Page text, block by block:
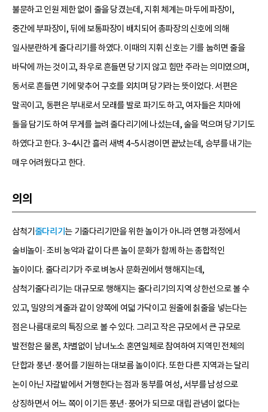
불문하고 인원 제한 없이 줄을 당겼는데, 지휘 체계는 마두에 파장이,
중간에 부파장이, 뒤에 보통파장이 배치되어 총파장의 신호에 의해
일사분란하게 줄다리기를 하였다. 이때의 지휘 신호는 기를 눕히면 줄을
바닥에 까는 것이고, 좌우로 흔들면 당기지 않고 힘만 주라는 의미였으며,
동서로 흔들면 기에 맞추어 구호를 외치며 당기라는 뜻이었다. 서편은
말곡이고, 동편은 부내로서 모래를 발로 파기도 하고, 여자들은 치마에
돌을 담기도 하여 무게를 늘려 줄다리기에 나섰는데, 술을 먹으며 당기기도
하였다고 한다. 3~4시간 흘러 새벽 4~5시경이면 끝났는데, 승부를 내기는
매우 어려웠다고 한다.
의의
삼척기 줄다리기 는 기줄다리기만을 위한 놀이가 아니라 연행 과정에서
술비놀이·조비 농악과 같이 다른 놀이 문화가 함께 하는 종합적인
놀이이다. 줄다리기가 주로 벼농사 문화권에서 행해지는데,
삼척기줄다리기는 대규모로 행해지는 줄다리기의 지역 상한선으로 볼 수
있고, 밀양의 게줄과 같이 양쪽에 여덟 가닥이고 원줄에 칡줄을 넣는다는
점은 나름대로의 특징으로 볼 수 있다. 그리고 작은 규모에서 큰 규모로
발전함은 물론, 차별없이 남녀노소 혼연일체로 참여하여 지역민 전체의
단합과 풍년·풍어를 기원하는 대보름 놀이이다. 또한 다른 지역과는 달리
논이 아닌 자갈밭에서 거행한다는 점과 동부를 여성, 서부를 남성으로
상징하면서 어느 쪽이 이기든 풍년·풍어가 되므로 대립 관념이 없다는